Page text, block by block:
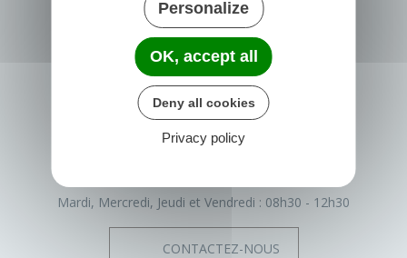
PRIGONRIEUX
1 Place du Groupe Loiseau
24130 Prigonrieux
France
05 53 61 55 55
Mardi, Mercredi, Jeudi et Vendredi : 08h30 - 12h30
CONTACTEZ-NOUS
Personalize
OK, accept all
Deny all cookies
Privacy policy